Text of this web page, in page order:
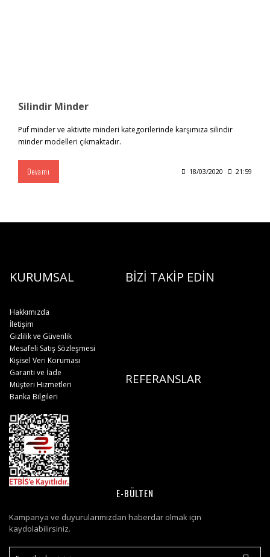
Silindir Minder
Puf minder ve aktivite minderi kategorilerinde karşımıza silindir
minder modelleri çıkmaktadır.
Devamı 18/03/2020 21:59
KURUMSAL BİZİ TAKİP EDİN
Hakkımızda
İletişim
Gizlilik ve Güvenlik
Mesafeli Satış Sözleşmesi
Kişisel Veri Koruması
REFERANSLAR
Garanti ve İade
Müşteri Hizmetleri
Banka Bilgileri
E-BÜLTEN
Kampanya ve duyurularımızdan haberdar olmak için
kaydolabilirsiniz.